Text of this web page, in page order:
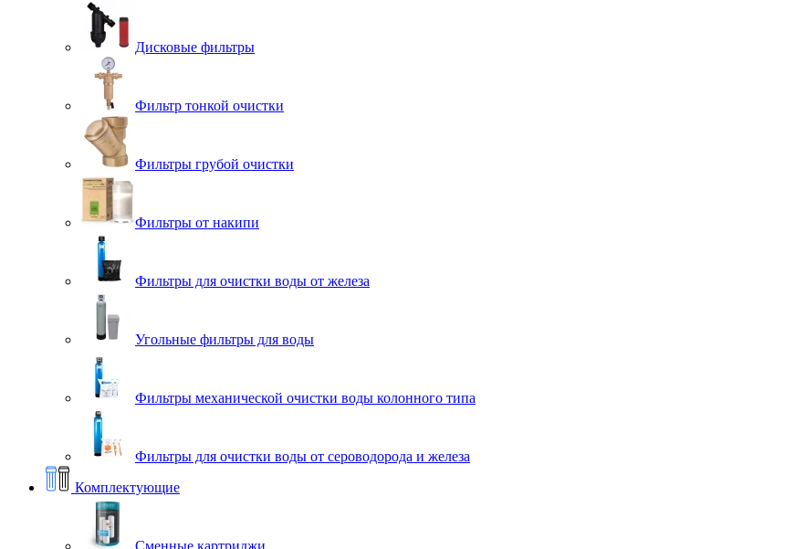
Дисковые фильтры
Фильтр тонкой очистки
Фильтры грубой очистки
Фильтры от накипи
Фильтры для очистки воды от железа
Угольные фильтры для воды
Фильтры механической очистки воды колонного типа
Фильтры для очистки воды от сероводорода и железа
Комплектующие
Сменные картриджи